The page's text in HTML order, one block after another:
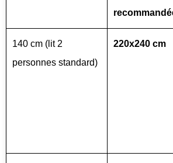
140 cm (lit 2
personnes standard)
220x240 cm